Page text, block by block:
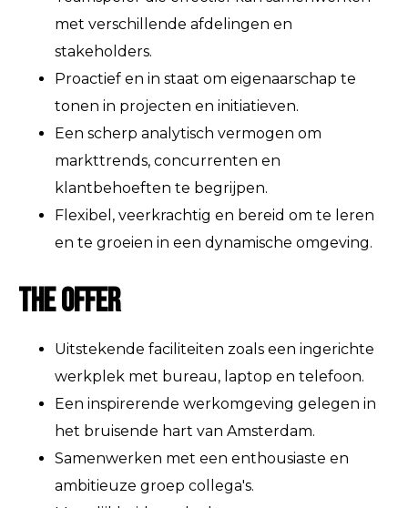
met verschillende afdelingen en
stakeholders.
Proactief en in staat om eigenaarschap te
tonen in projecten en initiatieven.
Een scherp analytisch vermogen om
markttrends, concurrenten en
klantbehoeften te begrijpen.
Flexibel, veerkrachtig en bereid om te leren
en te groeien in een dynamische omgeving.
The Offer
Uitstekende faciliteiten zoals een ingerichte
werkplek met bureau, laptop en telefoon.
Een inspirerende werkomgeving gelegen in
het bruisende hart van Amsterdam.
Samenwerken met een enthousiaste en
ambitieuze groep collega's.